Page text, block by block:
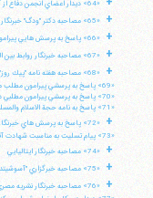
«64» ديدار اعضاي انجمن دفاع از آزادي مطبوعات
+ «65» مصاحبه دكتر "ودگ" خبرنگار آلماني بخش غربي صداي آلمان و خانم "گارين"خبرنگار نشريه دويچه آلمان
+ «66» پاسخ به پرسش هايي پيرامون مجازاتهاي اسلامي
+ «67» مصاحبه خبرنگار روابط بين الملل تلويزيون اتريش (ORF)
+
«68» مصاحبه هفته نامه "پيك روز" چاپ كانادا
«69» پاسخ به پرسشي پيرامون مطلب مندرج در كتاب "تتمة الاعلام"
«70» پاسخ به پرسشي پيرامون مطلبي در روزنامه كيهان
«71» پاسخ به نامه حجة الاسلام والمسلمين سيد محمد خاتمي رئيس جمهور تحتعنوان "نامه اي براي فردا"
+
«72» پاسخ به پرسش هاي خبرنگار صداي آمريكا
«73» پيام تسليت به مناسبت شهادت آقاي حاج داود كريمي
+ «74» مصاحبه خبرنگار ايتاليايي
+ «75» مصاحبه خبرگزاري "آسوشيتدپرس"
+
«76» مصاحبه خبرنگار نشريه مصري "الوطن العربي"